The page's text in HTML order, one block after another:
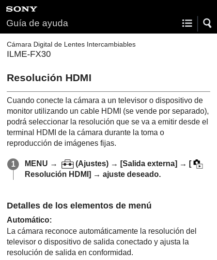
Guía de ayuda
Cámara Digital de Lentes Intercambiables
ILME-FX30
Resolución HDMI
Cuando conecte la cámara a un televisor o dispositivo de
monitor utilizando un cable HDMI (se vende por separado),
podrá seleccionar la resolución que se va a emitir desde el
terminal HDMI de la cámara durante la toma o
reproducción de imágenes fijas.
MENU → (Ajustes) → [Salida externa] → [
Resolución HDMI] → ajuste deseado.
Detalles de los elementos de menú
Automático:
La cámara reconoce automáticamente la resolución del
televisor o dispositivo de salida conectado y ajusta la
resolución de salida en conformidad.